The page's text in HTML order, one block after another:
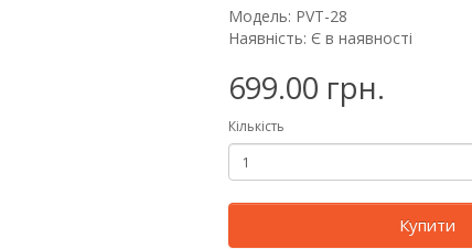
Модель: PVT-28
Наявність: Є в наявності
699.00 грн.
Кількість
Купити